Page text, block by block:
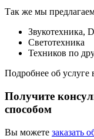
Так же мы
Звукотехника,
Светотехника
Техников по
Подробнее об услуге
Получите
способом
Вы можете заказать